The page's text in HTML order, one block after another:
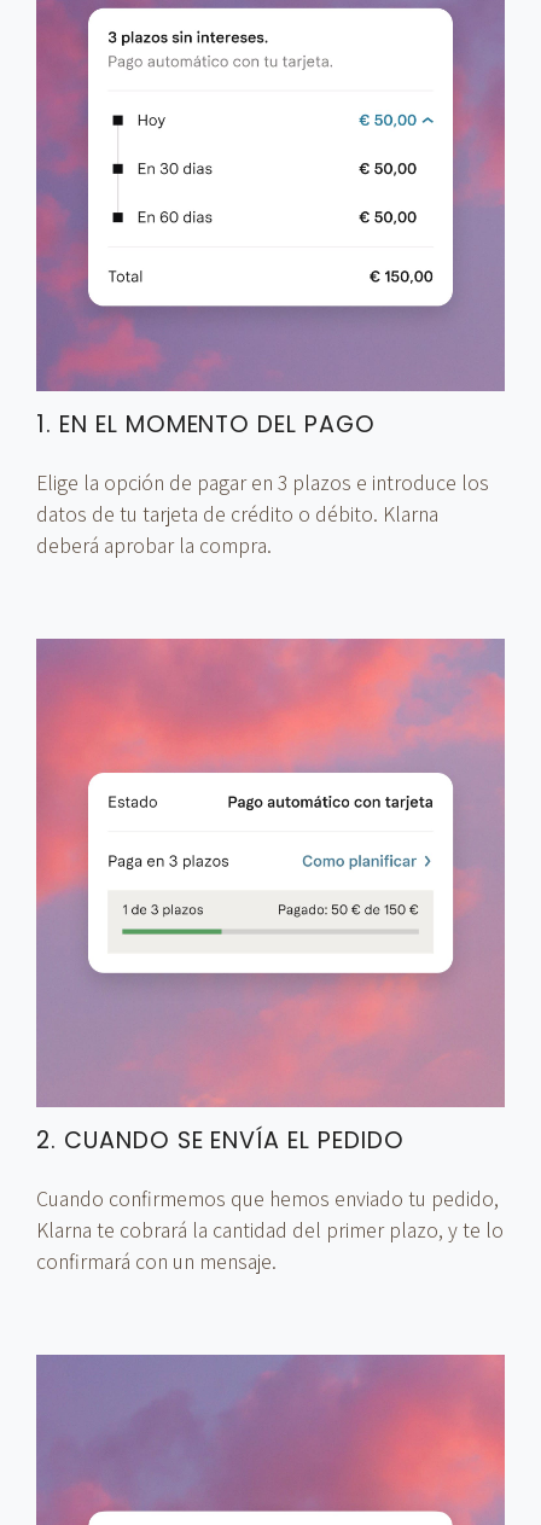
1. EN EL MOMENTO DEL PAGO
Elige la opción de pagar en 3 plazos e introduce los
datos de tu tarjeta de crédito o débito. Klarna
deberá aprobar la compra.
2. CUANDO SE ENVÍA EL PEDIDO
Cuando confirmemos que hemos enviado tu pedido,
Klarna te cobrará la cantidad del primer plazo, y te lo
confirmará con un mensaje.